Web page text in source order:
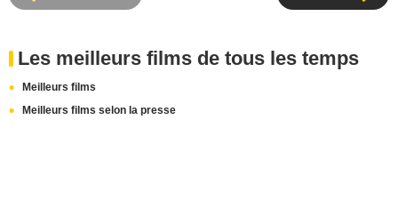
Les meilleurs films de tous les temps
Meilleurs films
Meilleurs films selon la presse